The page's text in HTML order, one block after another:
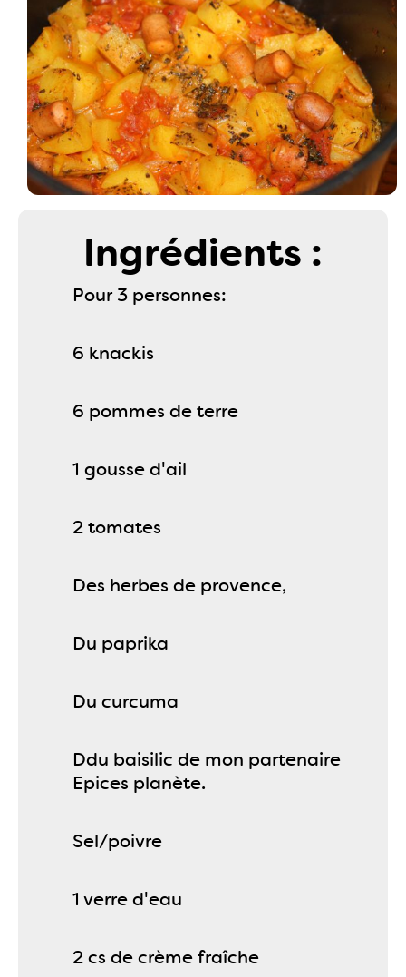
Ingrédients :
Pour 3 personnes:
6 knackis
6 pommes de terre
1 gousse d'ail
2 tomates
Des herbes de provence,
Du paprika
Du curcuma
Ddu baisilic de mon partenaire
Epices planète.
Sel/poivre
1 verre d'eau
2 cs de crème fraîche